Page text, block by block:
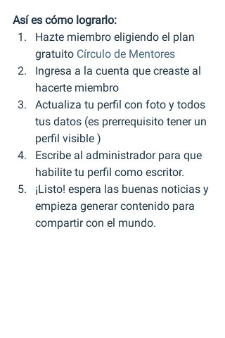
Así es cómo lograrlo:
Hazte miembro eligiendo el plan
gratuito Círculo de Mentores
Ingresa a la cuenta que creaste al
hacerte miembro
Actualiza tu perfil con foto y todos
tus datos (es prerrequisito tener un
perfil visible )
Escribe al administrador para que
habilite tu perfil como escritor.
¡Listo! espera las buenas noticias y
empieza generar contenido para
compartir con el mundo.